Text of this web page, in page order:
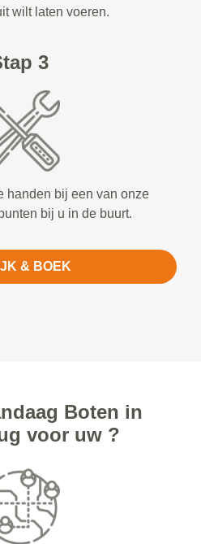
wilt laten voeren.
3
handen bij een van onze
bij u in de buurt.
& BOEK
Boten in
voor uw ?